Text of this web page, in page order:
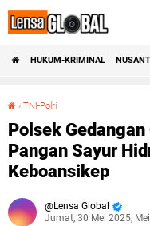
HUKUM-KRIMINAL
› TNI-Polri
Polsek
Pangan Sayur
Keboansikep
Lensa Global
Jumat, 30 Mei 2025,